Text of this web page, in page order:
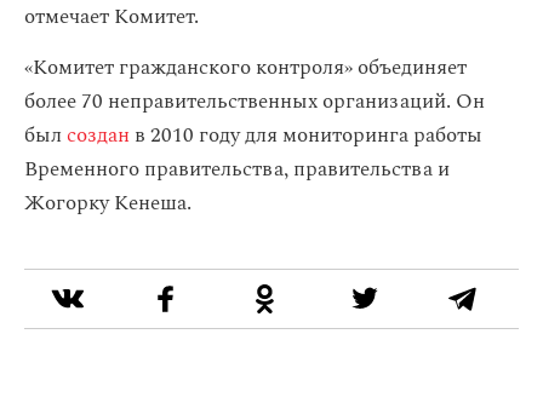
отмечает Комитет.
«Комитет гражданского контроля» объединяет
более 70 неправительственных организаций. Он
былсоздан в 2010 году для мониторинга работы
Временного правительства, правительства и
Жогорку Кенеша.